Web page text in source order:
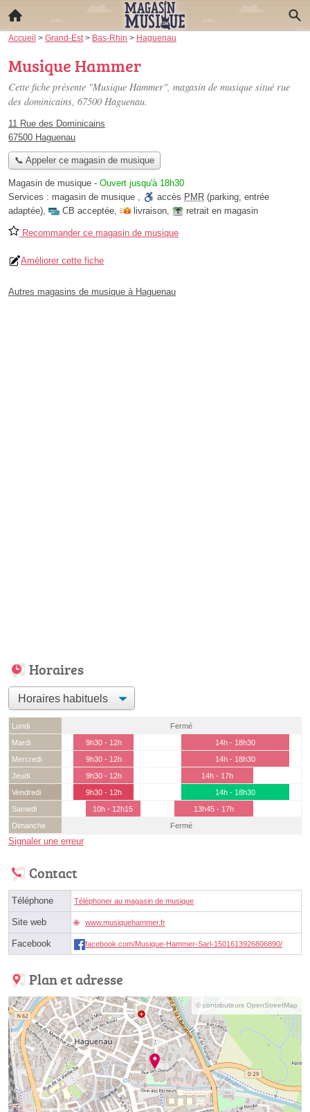
Accueil > Grand-Est > Bas-Rhin > Haguenau
Musique Hammer
Cette fiche présente "Musique Hammer", magasin de musique situé rue
des dominicains, 67500 Haguenau.
11 Rue des Dominicains
67500 Haguenau
📞 Appeler ce magasin de musique
Magasin de musique - Ouvert jusqu'à 18h30
Services : magasin de musique , accès PMR (parking, entrée
adaptée), CB acceptée, livraison, retrait en magasin
Recommander ce magasin de musique
Améliorer cette fiche
Autres magasins de musique à Haguenau
Horaires
Lundi
Fermé
Mardi
9h30 - 12h
14h - 18h30
Mercredi
9h30 - 12h
14h - 18h30
Jeudi
9h30 - 12h
14h - 17h
Vendredi
9h30 - 12h
14h - 18h30
Samedi
10h - 12h15
13h45 - 17h
Dimanche
Fermé
Signaler une erreur
Contact
Téléphone Téléphoner au magasin de musique
Site web www.musiquehammer.fr
Facebook facebook.com/Musique-Hammer-Sarl-1501613926806890/
Plan et adresse
© contributeurs OpenStreetMap